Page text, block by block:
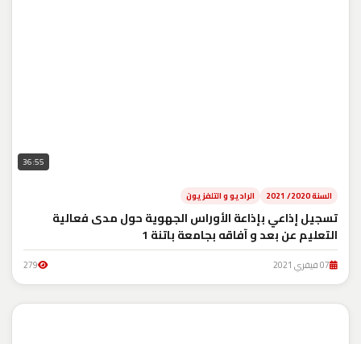
36:55
السنة 2020/ 2021 الراديو و التلفزيون
تسجيل إذاعي بإذاعة الأوراس الجهوية حول مدى فعالية
التعليم عن بعد و آفاقه بجامعة باتنة 1
07 فيفري 2021 279